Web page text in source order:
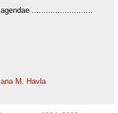
..........................
M. Havla